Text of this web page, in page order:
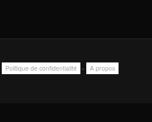
Politique de confidentialité - A propos